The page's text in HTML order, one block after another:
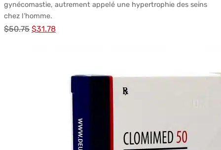
gynécomastie, autrement appelé une hypertrophie des seins
chez l’homme.
$50.75 Le
$31.78Le